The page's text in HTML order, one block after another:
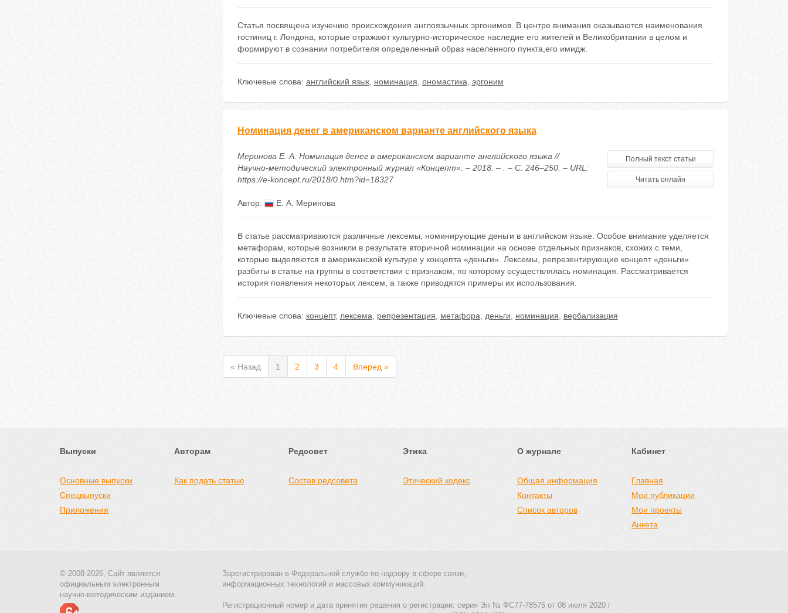
Статья посвящена изучению происхождения англоязычных эргонимов. В центре внимания оказываются наименования
гостиниц г. Лондона, которые отражают культурно-историческое наследие его жителей и Великобритании в целом и
формируют в сознании потребителя определенный образ населенного пункта,его имидж.
Ключевые слова: английский язык, номинация ономастика эргоним
Номинация денег в американском варианте английского языка
Меринова Е. А. Номинация денег в американском варианте английского языка //
Научно-методический электронный журнал «Концепт». – 2018. – . – С. 246–250. – URL:
https://e-koncept.ru/2018/0.htm?id=18327
Полный текст статьи
Читать онлайн
Автор: Е. А. Меринова
В статье рассматриваются различные лексемы, номинирующие деньги в английском языке. Особое внимание уделяется
метафорам, которые возникли в результате вторичной номинации на основе отдельных признаков, схожих с теми,
которые выделяются в американской культуре у концепта «деньги». Лексемы, репрезентирующие концепт «деньги»
разбиты в статье на группы в соответствии с признаком, по которому осуществлялась номинация. Рассматривается
история появления некоторых лексем, а также приводятся примеры их использования.
Ключевые слова: концепт, лексема репрезентация метафора деньги номинация вербализация
« Назад 1 2 3 4 Вперед »
Выпуски
Основные выпуски
Спецвыпуски
Приложения
Авторам
Как подать статью
Редсовет
Состав редсовета
Этика
Этический кодекс
О журнале
Общая информация
Контакты
Список авторов
Кабинет
Главная
Мои публикации
Мои проекты
Анкета
© 2008-2026, Сайт является
официальным электронным
научно-методическим изданием.
Зарегистрирован в Федеральной службе по надзору в сфере связи,
информационных технологий и массовых коммуникаций.
Регистрационный номер и дата принятия решения о регистрации: серия Эл № ФС77-78575 от 08 июля 2020 г